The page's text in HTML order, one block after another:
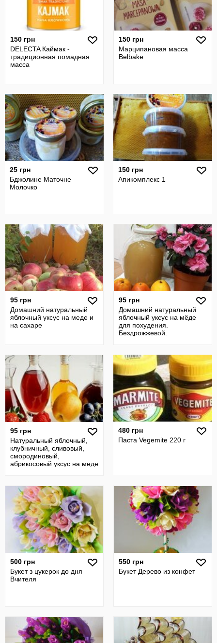
150 грн
DELECTA Каймак -
традиционная помадная
масса
150 грн
Марципановая масса
Belbake
25 грн
Бджолине Маточне
Молочко
150 грн
Апикомплекс 1
95 грн
Домашний натуральный
яблочный уксус на меде и
на сахаре
95 грн
Домашний натуральный
яблочный уксус на мёде
для похудения.
Бездрожжевой.
95 грн
Натуральный яблочный,
клубничный, сливовый,
смородиновый,
абрикосовый уксус на меде
480 грн
Паста Vegemite 220 г
500 грн
Букет з цукерок до дня
Вчителя
550 грн
Букет Дерево из конфет